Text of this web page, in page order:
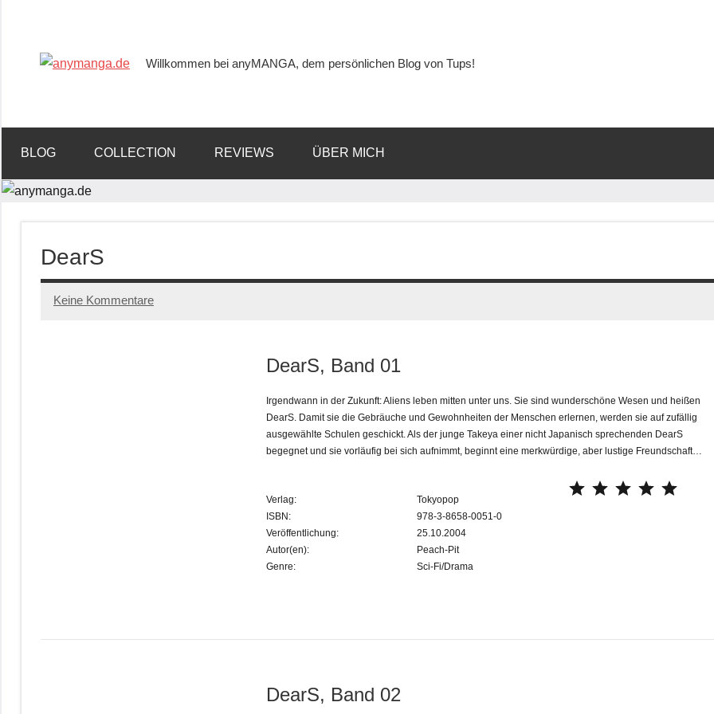
Willkommen bei anyMANGA, dem persönlichen Blog von Tups!
BLOG COLLECTION REVIEWS ÜBER MICH
DearS
14/12/2022
Tups
Keine Kommentare
DearS, Band 01
Irgendwann in der Zukunft: Aliens leben mitten unter uns. Sie sind wunderschöne Wesen und heißen
DearS. Damit sie die Gebräuche und Gewohnheiten der Menschen erlernen, werden sie auf zufällig
ausgewählte Schulen geschickt. Als der junge Takeya einer nicht Japanisch sprechenden DearS
begegnet und sie vorläufig bei sich aufnimmt, beginnt eine merkwürdige, aber lustige Freundschaft…
Verlag:
ISBN:
Veröffentlichung:
Autor(en):
Genre:
Tokyopop
978-3-8658-0051-0
25.10.2004
Peach-Pit
Sci-Fi/Drama
⭐⭐⭐⭐⭐
DearS, Band 02